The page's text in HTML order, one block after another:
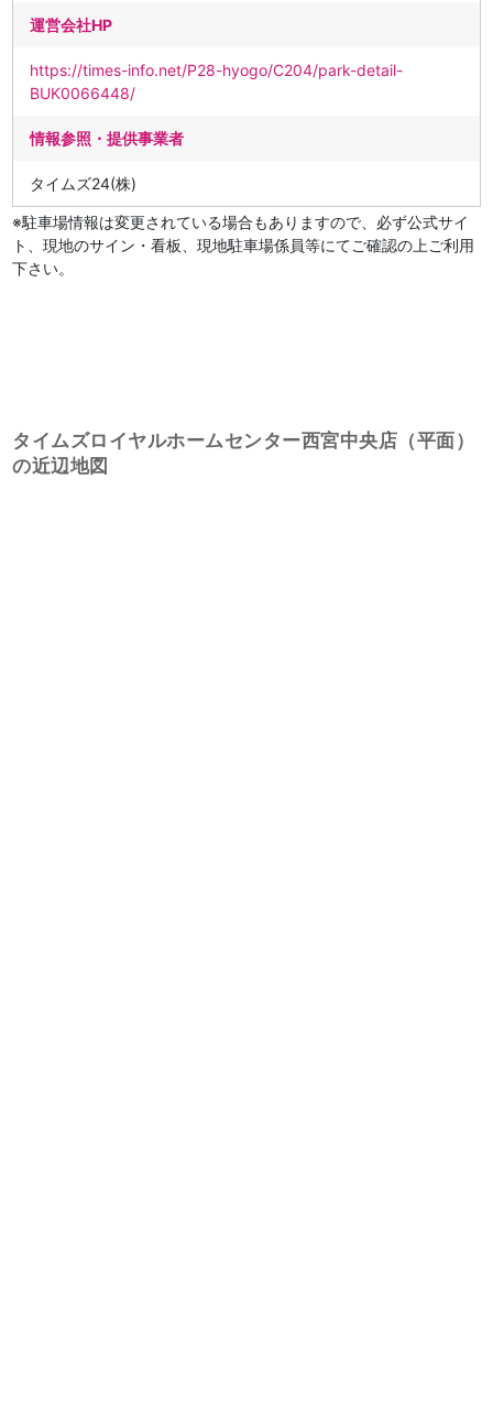
運営会社HP
https://times-info.net/P28-hyogo/C204/park-detail-
BUK0066448/
情報参照・提供事業者
タイムズ24(株)
※駐車場情報は変更されている場合もありますので、必ず公式サイ
ト、現地のサイン・看板、現地駐車場係員等にてご確認の上ご利用
下さい。
タイムズロイヤルホームセンター西宮中央店（平面）
の近辺地図